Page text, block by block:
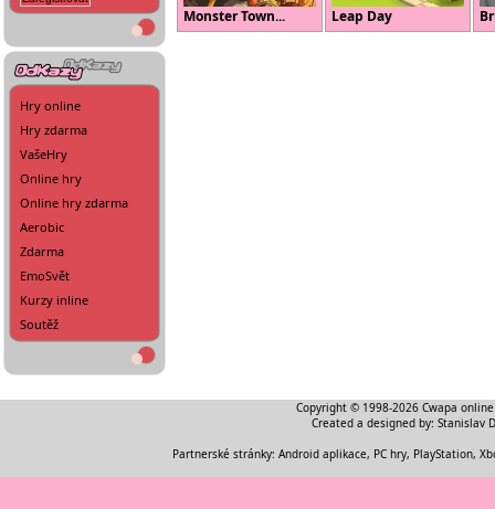
Hry online
Hry zdarma
VašeHry
Online hry
Online hry zdarma
Aerobic
Zdarma
EmoSvět
Kurzy inline
Soutěž
Monster Town... Leap Day
Copyright © 1998-2026 Cwapa
Created a designed by: Stanislav
Partnerské stránky: Android aplikace, PC hry, PlayStation,